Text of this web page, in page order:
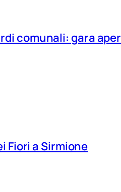
comunali: gara
Fiori a Sirmione